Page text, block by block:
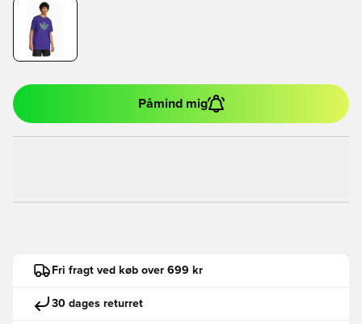
Påmind mig
Fri fragt ved køb over 699 kr
30 dages returret